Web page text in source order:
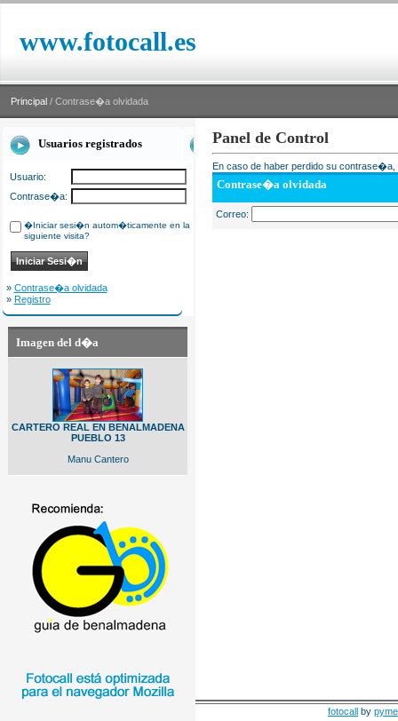
www.fotocall.es
Principal / Contrase�a olvidada
Usuarios registrados
Usuario:
Contrase�a:
�Iniciar sesi�n autom�ticamente en la
siguiente visita?
» Contrase�a olvidada
» Registro
Imagen del d�a
CARTERO REAL EN BENALMADENA
PUEBLO 13
Manu Cantero
Panel de Control
En caso de haber perdido su
Contrase�a olvidada
Correo:
fotocall by